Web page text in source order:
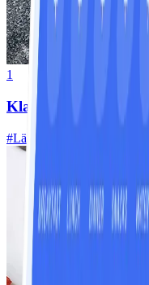
1
Klassisk vitkålssallad
#Lätt 20 MIN